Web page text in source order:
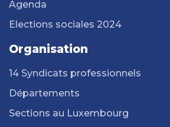
Agenda
Elections sociales 2024
Organisation
14 Syndicats professionnels
Départements
Sections au Luxembourg